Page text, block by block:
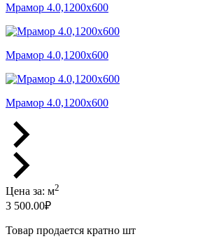
Мрамор 4.0,1200x600
Мрамор 4.0,1200x600
Мрамор 4.0,1200x600
Цена за: м2
3 500.00₽
Товар продается кратно шт